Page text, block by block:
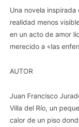
Una novela
realidad menos
en un acto de amor
merecido a «las
AUTOR
Juan Francisco
Villa del Río, un
calor de un piso